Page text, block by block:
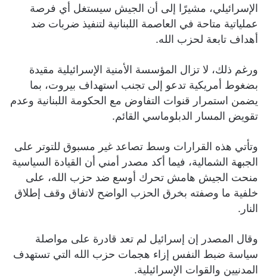
الإسرائيلي، مشيرًا إلى أن الجيش سيستغل أي فرصة
عملياتية متاحة في العاصمة اللبنانية لتنفيذ ضربات ضد
أهداف تابعة لحزب الله.
ورغم ذلك، لا تزال المؤسسة الأمنية الإسرائيلية مقيدة
بضغوط أمريكية تدعو إلى تجنب استهداف بيروت، بما
يضمن استمرار قنوات التفاوض مع الحكومة اللبنانية وعدم
تقويض المسار الدبلوماسي القائم.
وتأتي هذه القرارات وسط تصاعد غير مسبوق للتوتر على
الجبهة الشمالية، فيما أكد مصدر أمني أن القيادة السياسية
منحت الجيش هامش تحرك أوسع ضد حزب الله، على
خلفية ما وصفته بخرق الحزب الواضح لاتفاق وقف إطلاق
النار.
وقال المصدر إن إسرائيل لم تعد قادرة على مواصلة
سياسة ضبط النفس إزاء هجمات حزب الله التي تستهدف
المدنيين والقوات الإسرائيلية.